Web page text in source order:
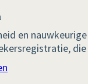
en